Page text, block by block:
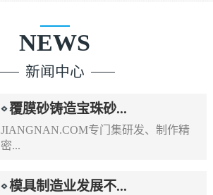
NEWS
新闻中心
覆膜砂铸造宝珠砂...
JIANGNAN.COM专门集研发、制作精
密...
模具制造业发展不...